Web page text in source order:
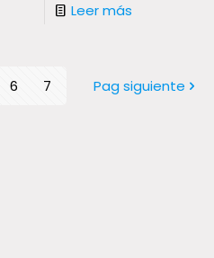
Leer más
6 7 Pag siguiente